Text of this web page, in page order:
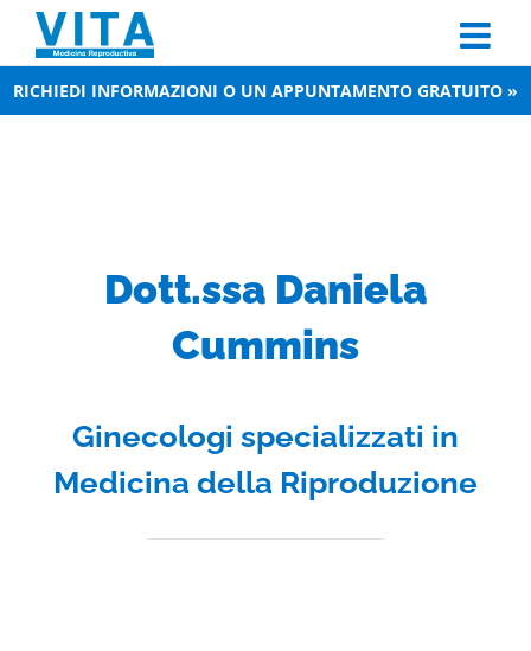
content
RICHIEDI INFORMAZIONI O UN APPUNTAMENTO GRATUITO »
Dott.ssa Daniela
Cummins
Ginecologi specializzati in
Medicina della Riproduzione